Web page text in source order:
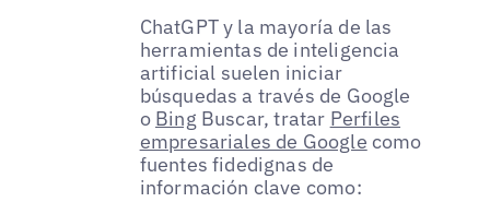
ChatGPT y la mayoría de las
herramientas de inteligencia
artificial suelen iniciar
búsquedas a través de Google
o Bing Buscar, tratar Perfiles
empresariales de Google como
fuentes fidedignas de
información clave como: